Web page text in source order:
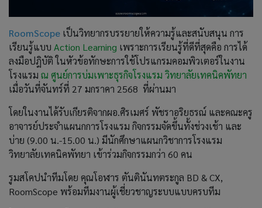
RoomScope เป็นวิทยากรบรรยายให้ความรู้และสนับสนุน การ
เรียนรู้แบบ Action Learning เพราะการเรียนรู้ที่ดีที่สุดคือ การได้
ลงมือปฎิบัติ ในหัวข้อทักษะการใช้โปรแกรมคอมพิวเตอร์ในงาน
โรงแรม ณ ศูนย์การบ่มเพาะธุรกิจโรงแรม วิทยาลัยเทคนิคพัทยา
เมื่อวันที่จันทร์ที่ 27 มกราคา 2568 ที่ผ่านมา
โดยในงานได้รับเกียรติจากผอ.ศิรเมศร์ พัชราอริยธรณ์ และคณะครู
อาจารย์ประจำแผนกการโรงแรม กิจกรรมจัดขึ้นทั้งช่วงเช้า และ
บ่าย (9.00 น.-15.00 น.) มีนักศึกษาแผนกวิชาการโรงแรม
วิทยาลัยเทคนิคพัทยา เข้าร่วมกิจกรรมกว่า 60 คน
รูมสโคปนำทีมโดย คุณโอฬาร ตันตินันทตระกูล BD & CX,
RoomScope พร้อมทีมงานผู้เชี่ยวชาญระบบแบบครบทีม